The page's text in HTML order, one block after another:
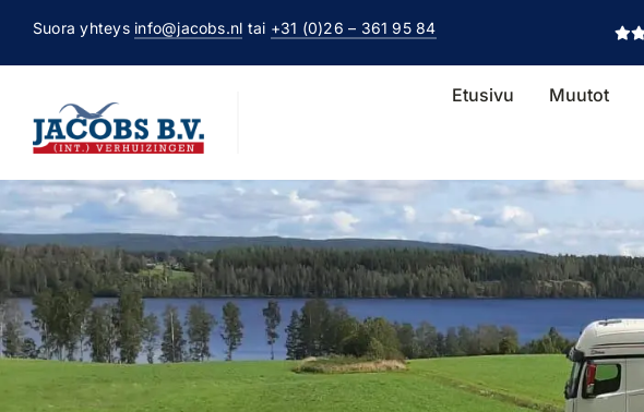
inhoud
Suora yhteys info@jacobs.nl tai +31 (0)26 – 361 95 84
Etusivu Muutot